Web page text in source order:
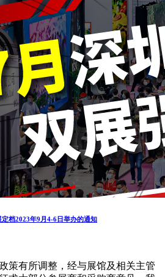
档2023年9月4-6日举办的通知
策有所调整，经与展馆及相关主管